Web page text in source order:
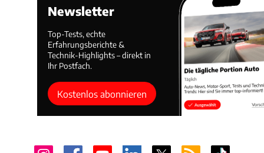
Newsletter
Top-Tests, echte
Erfahrungsberichte &
Technik-Highlights – direkt in
Ihr Postfach.
Kostenlos abonnieren